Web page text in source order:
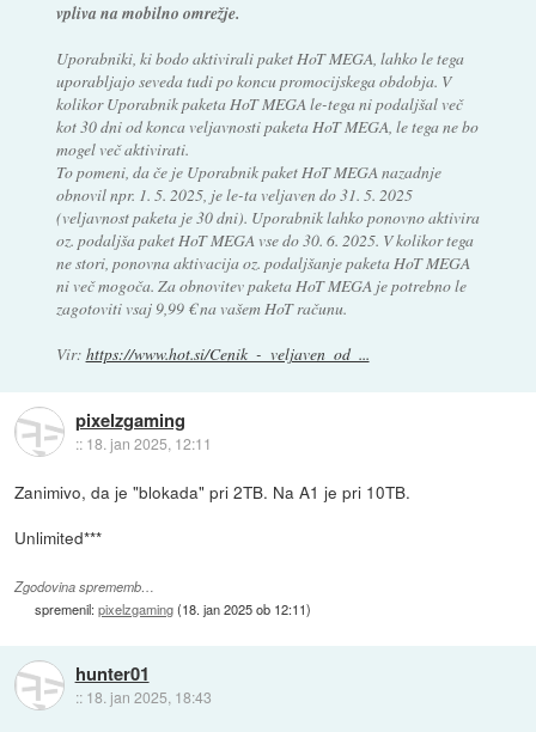
vpliva na mobilno omrežje.
Uporabniki, ki bodo aktivirali paket HoT MEGA, lahko le tega
uporabljajo seveda tudi po koncu promocijskega obdobja. V
kolikor Uporabnik paketa HoT MEGA le-tega ni podaljšal več
kot 30 dni od konca veljavnosti paketa HoT MEGA, le tega ne bo
mogel več aktivirati.
To pomeni, da če je Uporabnik paket HoT MEGA nazadnje
obnovil npr. 1. 5. 2025, je le-ta veljaven do 31. 5. 2025
(veljavnost paketa je 30 dni). Uporabnik lahko ponovno aktivira
oz. podaljša paket HoT MEGA vse do 30. 6. 2025. V kolikor tega
ne stori, ponovna aktivacija oz. podaljšanje paketa HoT MEGA
ni več mogoča. Za obnovitev paketa HoT MEGA je potrebno le
zagotoviti vsaj 9,99 € na vašem HoT računu.
Vir: https://www.hot.si/Cenik_-_veljaven_od_...
pixelzgaming
:: 18. jan 2025, 12:11
Zanimivo, da je "blokada" pri 2TB. Na A1 je pri 10TB.
Unlimited***
Zgodovina sprememb…
spremenil:pixelzgaming(18. jan 2025 ob 12:11)
hunter01
:: 18. jan 2025, 18:43